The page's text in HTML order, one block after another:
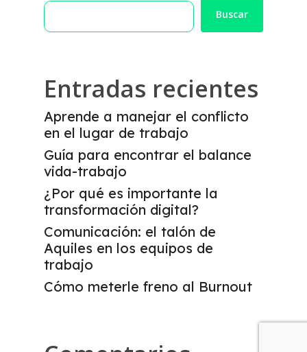
Buscar
Entradas recientes
Aprende a manejar el conflicto
en el lugar de trabajo
Guía para encontrar el balance
vida-trabajo
¿Por qué es importante la
transformación digital?
Comunicación: el talón de
Aquiles en los equipos de
trabajo
Cómo meterle freno al Burnout